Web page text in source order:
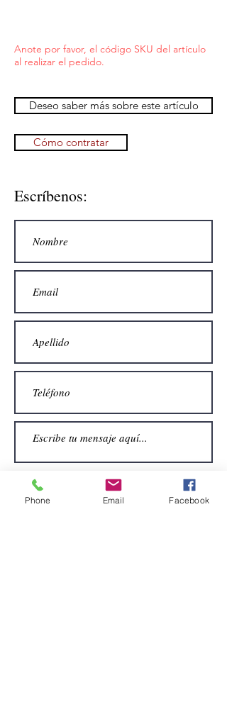
Anote por favor, el código SKU del artículo
al realizar el pedido.
Deseo saber más sobre este artículo
Cómo contratar
Escríbenos:
Enviar
Phone Email Facebook